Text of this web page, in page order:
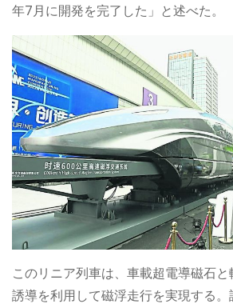
年7月に開発を完了した」と述べた。
このリニア列車は、車載超電導磁石
誘導を利用して磁浮走行を実現する